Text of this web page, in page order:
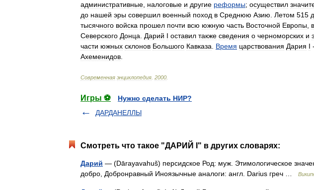
административные налоговые и другие реформы; осуществил
до нашей эры совершил военный поход в Среднюю Азию Летом 515
тысячного войска прошел почти всю южную часть Восточной Европы в
Северского Донца Дарий I оставил также сведения о черноморских и
части южных склонов Большого Кавказа Время царствования Дария I -
Ахеменидов
Современная энциклопедия 2000
Игры ⚽
Нужно сделать НИР?
ДАРДАНЕЛЛЫ
Смотреть что такое "ДАРИЙ I" в других словарях:
Дарий — (Dārayavahuš) персидское Род: муж. Этимологическое
добро, Добронравный Иноязычные аналоги: англ. Darius греч …